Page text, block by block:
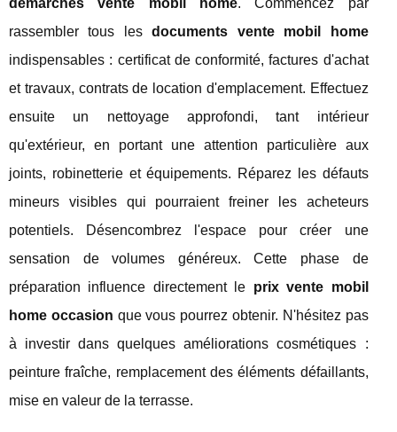
démarches vente mobil home. Commencez par
rassembler tous lesdocuments vente mobil home
indispensables : certificat de conformité, factures d'achat
et travaux, contrats de location d'emplacement. Effectuez
ensuite un nettoyage approfondi, tant intérieur
qu'extérieur, en portant une attention particulière aux
joints, robinetterie et équipements. Réparez les défauts
mineurs visibles qui pourraient freiner les acheteurs
potentiels. Désencombrez l'espace pour créer une
sensation de volumes généreux. Cette phase de
préparation influence directement le prix vente mobil
home occasion que vous pourrez obtenir. N'hésitez pas
à investir dans quelques améliorations cosmétiques :
peinture fraîche, remplacement des éléments défaillants,
mise en valeur de la terrasse.